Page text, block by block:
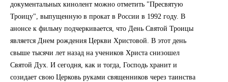
документальных кинолент можно отметить "Пресвятую
Троицу", выпущенную в прокат в России в 1992 году. В
анонсе к фильму подчеркивается, что День Святой Троицы
является Днем рождения Церкви Христовой. В этот день
свыше тысячи лет назад на учеников Христа снизошел
Святой Дух. И сегодня, как и тогда, Господь хранит и
созидает свою Церковь руками священников через таинства